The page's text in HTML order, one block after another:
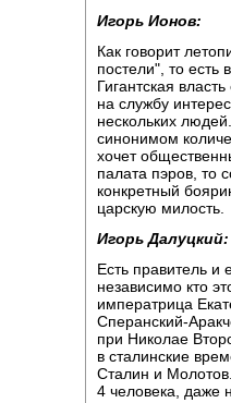
Игорь Ионов:
Как говорит
постели", то есть
Гигантская
на службу
нескольких
синонимом
хочет
палата пэров, то
конкретный
царскую милость.
Игорь Далуцкий:
Есть правитель и
независимо кто
императрица
Сперанский-
при Николае
в сталинские
Сталин и
4 человека, даже